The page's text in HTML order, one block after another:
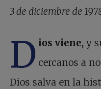
3 de diciembre de
D ios viene, y
cercanos a
Dios salva en la